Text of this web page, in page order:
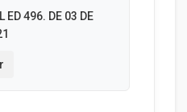
ED 496. DE 03 DE